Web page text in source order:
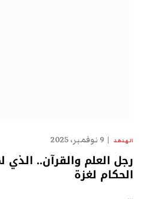
الهدهد 9 نوفمبر، 2025
رجل العلم والقرآن..
الحكام لغزة